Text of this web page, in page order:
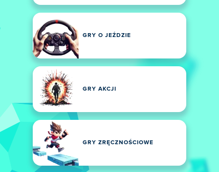
GRY O JEŹDZIE
GRY AKCJI
GRY ZRĘCZNOŚCIOWE